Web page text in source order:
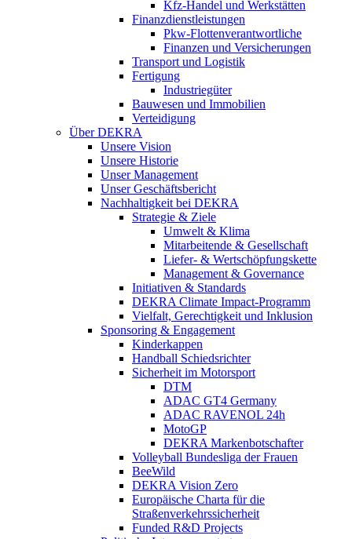
Kfz-Handel und Werkstätten
Finanzdienstleistungen
Pkw‑Flottenverantwortliche
Finanzen und Versicherungen
Transport und Logistik
Fertigung
Industriegüter
Bauwesen und Immobilien
Verteidigung
Über DEKRA
Unsere Vision
Unsere Historie
Unser Management
Unser Geschäftsbericht
Nachhaltigkeit bei DEKRA
Strategie & Ziele
Umwelt & Klima
Mitarbeitende & Gesellschaft
Liefer- & Wertschöpfungskette
Management & Governance
Initiativen & Standards
DEKRA Climate Impact-Programm
Vielfalt, Gerechtigkeit und Inklusion​
Sponsoring & Engagement
Kinderkappen
Handball Schiedsrichter
Sicherheit im Motorsport
DTM
ADAC GT4 Germany
ADAC RAVENOL 24h
MotoGP
DEKRA Markenbotschafter
Volleyball Bundesliga der Frauen
BeeWild
DEKRA Vision Zero
Europäische Charta für die
Straßenverkehrssicherheit
Funded R&D Projects